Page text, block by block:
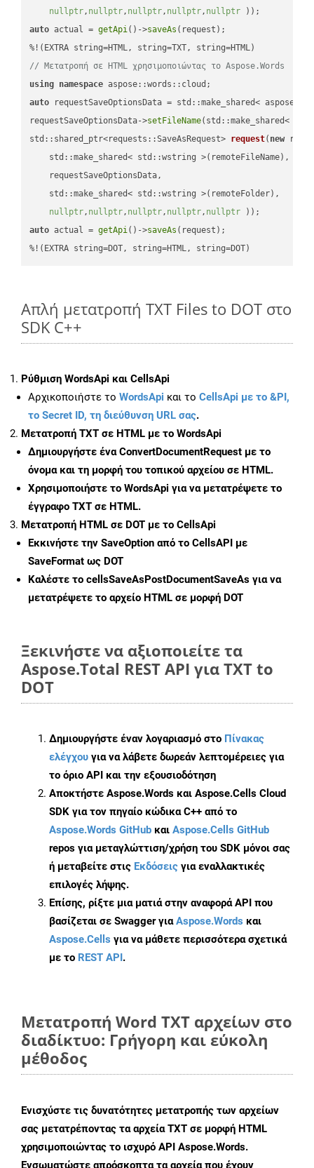
nullptr, nullptr, nullptr, nullptr, nullptr ))
auto actual = getApi()->saveAs (request);
// Μετατροπή σε HTML χρησιμοποιώντας το Aspose.Words
using namespace
auto requestSaveOptionsData = std::make_shared<
requestSaveOptionsData->setFileName(std::make_shared<
std::shared_ptr<requests::SaveAsRequest> request( new
    std::make_shared< std::wstring >(remoteFileName),
    requestSaveOptionsData,
    std::make_shared< std::wstring >(remoteFolder),
nullptr, nullptr, nullptr, nullptr, nullptr ))
auto actual = getApi()->saveAs (request);
%!(EXTRA string=DOT, string=HTML, string=DOT)
Απλή μετατροπή TXT Files to DOT στο
SDK C++
Ρύθμιση WordsApi και CellsApi
Αρχικοποιήστε το WordsApi και το CellsApi με το &PI,
το Secret ID, τη διεύθυνση URL σας.
Μετατροπή TXT σε HTML με το WordsApi
Δημιουργήστε έναConvertDocumentRequest με το
όνομα και τη μορφή του τοπικού αρχείου σε HTML.
Χρησιμοποιήστε το WordsApi για να μετατρέψετε το
έγγραφο TXT σε HTML.
Μετατροπή HTML σε DOT με το CellsApi
Εκκινήστε την SaveOption από το CellsAPI με
SaveFormat ως DOT
Καλέστε το cellsSaveAsPostDocumentSaveAs για να
μετατρέψετε το αρχείο HTML σε μορφή DOT
Ξεκινήστε να αξιοποιείτε τα
Aspose.Total REST API για TXT to
DOT
Δημιουργήστε έναν λογαριασμό στο Πίνακας
ελέγχου για να λάβετε δωρεάν λεπτομέρειες για
το όριο API και την εξουσιοδότηση
Αποκτήστε Aspose.Words και Aspose.Cells Cloud
SDK για τον πηγαίο κώδικα C++ από το
Aspose.Words GitHub και Aspose.Cells GitHub
repos για μεταγλώττιση/χρήση του SDK μόνοι σας
ή μεταβείτε στις Εκδόσεις για εναλλακτικές
επιλογές λήψης.
Επίσης, ρίξτε μια ματιά στην αναφορά API που
βασίζεται σε Swagger γιαAspose.Words και
Aspose.Cells για να μάθετε περισσότερα σχετικά
με το REST API.
Μετατροπή Word TXT αρχείων στο
διαδίκτυο: Γρήγορη και εύκολη
μέθοδος
Ενισχύστε τις δυνατότητες μετατροπής των αρχείων
σας μετατρέποντας τα αρχεία TXT σε μορφή HTML
χρησιμοποιώντας το ισχυρό API Aspose.Words.
Ενσωματώστε απρόσκοπτα τα αρχεία που έχουν